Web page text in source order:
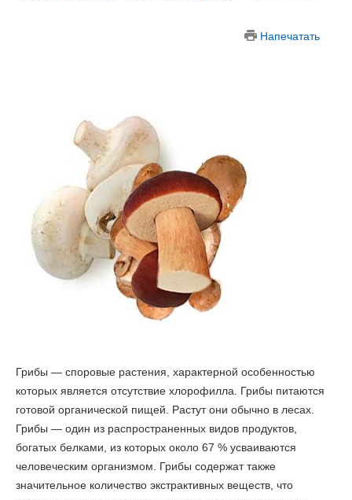
Напечатать
Грибы — споровые растения, характерной особенностью
которых является отсутствие хлорофилла. Грибы питаются
готовой органической пищей. Растут они обычно в лесах.
Грибы — один из распространенных видов продуктов,
богатых белками, из которых около 67 % усваиваются
человеческим организмом. Грибы содержат также
значительное количество экстрактивных веществ, что